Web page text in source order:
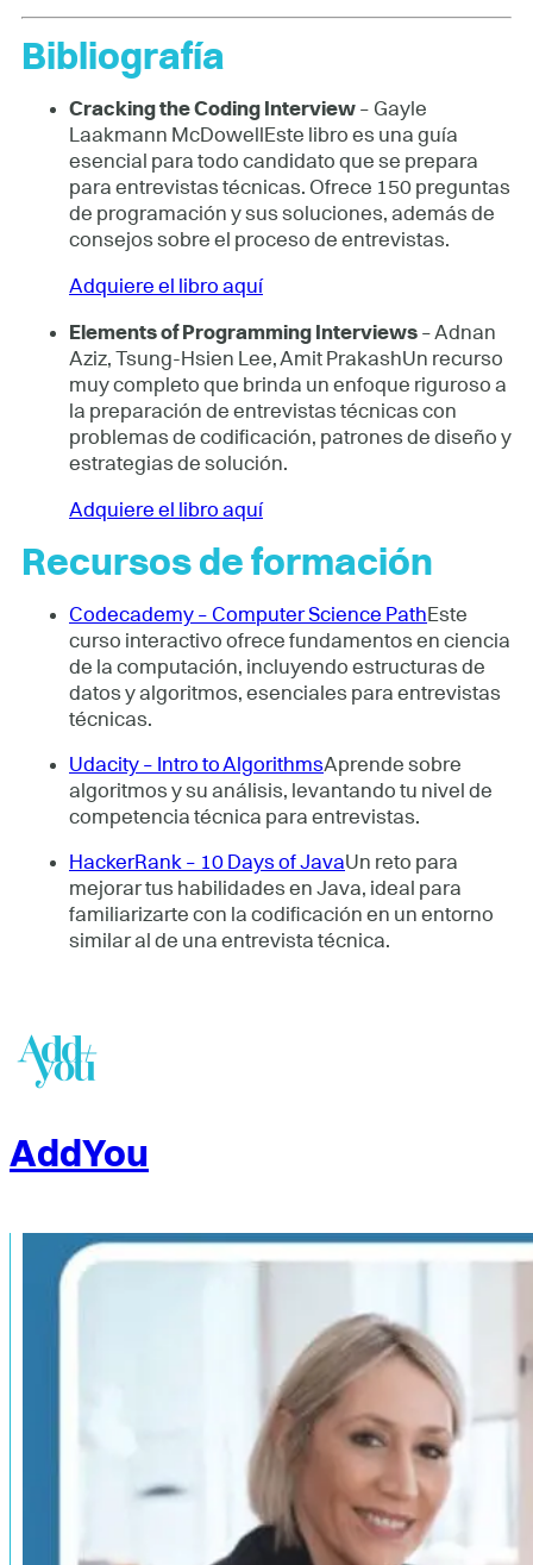
Bibliografía
Cracking the Coding Interview – Gayle
Laakmann McDowellEste libro es una guía
esencial para todo candidato que se prepara
para entrevistas técnicas. Ofrece 150 preguntas
de programación y sus soluciones, además de
consejos sobre el proceso de entrevistas.
Adquiere el libro aquí
Elements of Programming Interviews – Adnan
Aziz, Tsung-Hsien Lee, Amit PrakashUn recurso
muy completo que brinda un enfoque riguroso a
la preparación de entrevistas técnicas con
problemas de codificación, patrones de diseño y
estrategias de solución.
Adquiere el libro aquí
Recursos de formación
Codecademy – Computer Science Path Este
curso interactivo ofrece fundamentos en ciencia
de la computación, incluyendo estructuras de
datos y algoritmos, esenciales para entrevistas
técnicas.
Udacity – Intro to AlgorithmsAprende sobre
algoritmos y su análisis, levantando tu nivel de
competencia técnica para entrevistas.
HackerRank – 10 Days of JavaUn reto para
mejorar tus habilidades en Java, ideal para
familiarizarte con la codificación en un entorno
similar al de una entrevista técnica.
AddYou